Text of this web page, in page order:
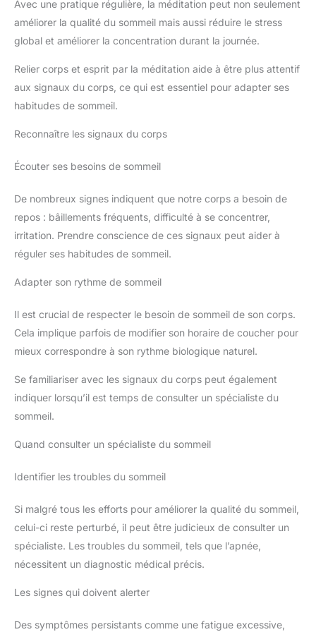
Avec une pratique régulière, la méditation peut non seulement
améliorer la qualité du sommeil mais aussi réduire le stress
global et améliorer la concentration durant la journée.
Relier corps et esprit par la méditation aide à être plus attentif
aux signaux du corps, ce qui est essentiel pour adapter ses
habitudes de sommeil.
Reconnaître les signaux du corps
Écouter ses besoins de sommeil
De nombreux signes indiquent que notre corps a besoin de
repos : bâillements fréquents, difficulté à se concentrer,
irritation. Prendre conscience de ces signaux peut aider à
réguler ses habitudes de sommeil.
Adapter son rythme de sommeil
Il est crucial de respecter le besoin de sommeil de son corps.
Cela implique parfois de modifier son horaire de coucher pour
mieux correspondre à son rythme biologique naturel.
Se familiariser avec les signaux du corps peut également
indiquer lorsqu’il est temps de consulter un spécialiste du
sommeil.
Quand consulter un spécialiste du sommeil
Identifier les troubles du sommeil
Si malgré tous les efforts pour améliorer la qualité du sommeil,
celui-ci reste perturbé, il peut être judicieux de consulter un
spécialiste. Les troubles du sommeil, tels que l’apnée,
nécessitent un diagnostic médical précis.
Les signes qui doivent alerter
Des symptômes persistants comme une fatigue excessive,